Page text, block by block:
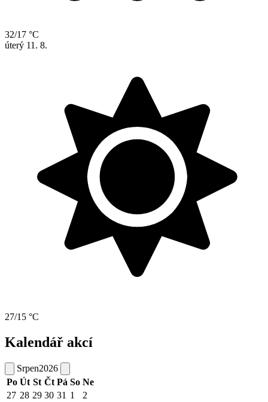
32/17 °C
úterý 11. 8.
27/15 °C
Kalendář akcí
Srpen2026
Po Út St Čt Pá So Ne
27 28 29 30 31 1
2